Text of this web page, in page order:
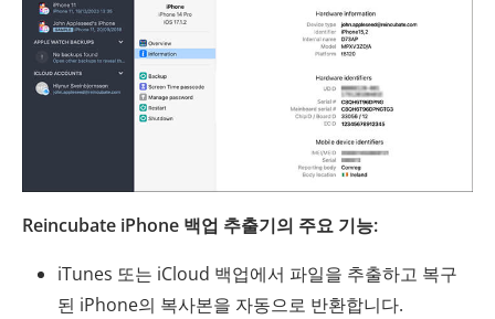
Reincubate iPhone 백업 추출기의 주요 기능:
iTunes 또는 iCloud 백업에서 파일을 추출하고 복구
된 iPhone의 복사본을 자동으로 반환합니다.